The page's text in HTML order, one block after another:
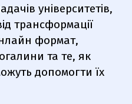
університетів,
трансформації
формат,
та те, як
допомогти їх